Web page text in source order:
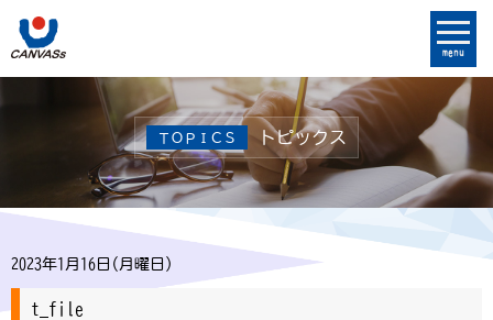
menu
ＴＯＰＩＣＳ トピックス
2023年1月16日(月曜日)
t_file